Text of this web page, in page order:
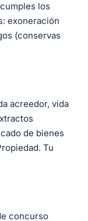
los
exoneración
(conservas
acreedor, vida
de bienes
Tu
concurso